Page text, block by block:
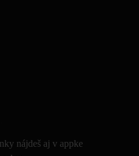
nájdeš aj v appke